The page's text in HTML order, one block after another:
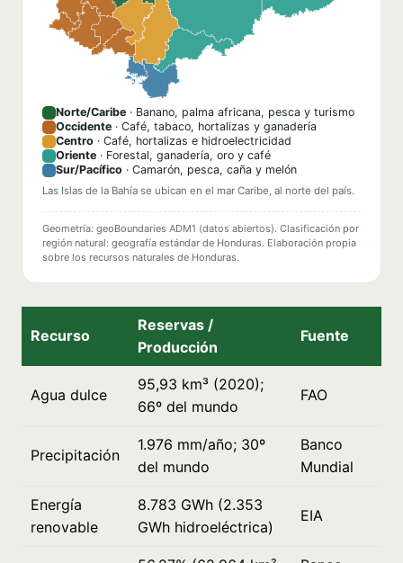
Norte/Caribe · Banano, palma africana, pesca y turismo
Occidente · Café, tabaco, hortalizas y ganadería
Centro · Café, hortalizas e hidroelectricidad
Oriente · Forestal, ganadería, oro y café
Sur/Pacífico · Camarón, pesca, caña y melón
Las Islas de la Bahía se ubican en el mar Caribe, al norte del país.
Geometría: geoBoundaries ADM1 (datos abiertos). Clasificación por
región natural: geografía estándar de Honduras. Elaboración propia
sobre los recursos naturales de Honduras.
Recurso
Reservas /
Producción
Fuente
Agua dulce
95,93 km³ (2020);
66º del mundo
FAO
Precipitación
1.976 mm/año; 30º
del mundo
Banco
Mundial
Energía
renovable
8.783 GWh (2.353
GWh hidroeléctrica)
EIA